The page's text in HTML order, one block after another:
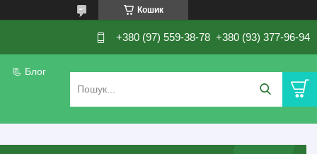
Кошик
+380 (97) 559-38-78 +380 (93) 377-96-94
📃 Блог